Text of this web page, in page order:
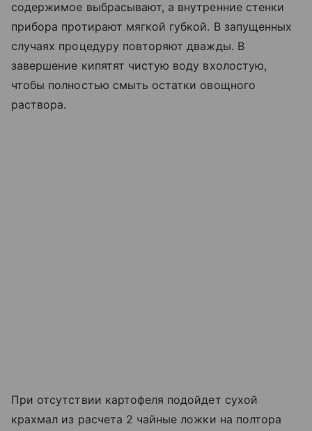
содержимое выбрасывают, а внутренние стенки
прибора протирают мягкой губкой. В запущенных
случаях процедуру повторяют дважды. В
завершение кипятят чистую воду вхолостую,
чтобы полностью смыть остатки овощного
раствора.
При отсутствии картофеля подойдет сухой
крахмал из расчета 2 чайные ложки на полтора